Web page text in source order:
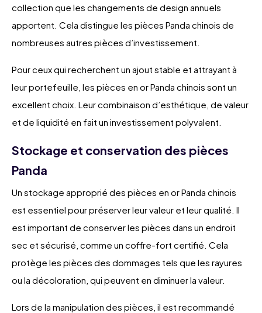
collection que les changements de design annuels
apportent. Cela distingue les pièces Panda chinois de
nombreuses autres pièces d’investissement.
Pour ceux qui recherchent un ajout stable et attrayant à
leur portefeuille, les pièces en or Panda chinois sont un
excellent choix. Leur combinaison d’esthétique, de valeur
et de liquidité en fait un investissement polyvalent.
Stockage et conservation des pièces
Panda
Un stockage approprié des pièces en or Panda chinois
est essentiel pour préserver leur valeur et leur qualité. Il
est important de conserver les pièces dans un endroit
sec et sécurisé, comme un coffre-fort certifié. Cela
protège les pièces des dommages tels que les rayures
ou la décoloration, qui peuvent en diminuer la valeur.
Lors de la manipulation des pièces, il est recommandé